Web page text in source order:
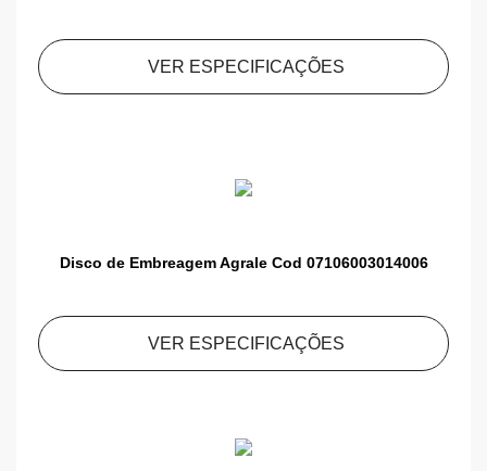
VER ESPECIFICAÇÕES
Disco de Embreagem Agrale Cod 07106003014006
VER ESPECIFICAÇÕES